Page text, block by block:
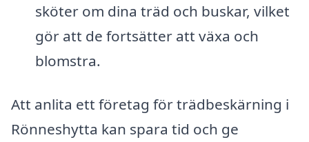
sköter om dina träd och buskar, vilket
gör att de fortsätter att växa och
blomstra.
Att anlita ett företag för trädbeskärning i
Rönneshytta kan spara tid och ge